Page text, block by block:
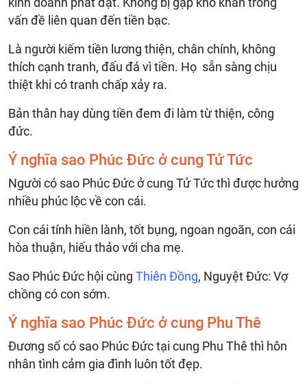
vấn đề liên quan đến tiền bạc.
Là người kiếm tiền lương thiện, chân chính, không
thích cạnh tranh, đấu đá vì tiền. Họ sẵn sàng chịu
thiệt khi có tranh chấp xảy ra.
Bản thân hay dùng tiền đem đi làm từ thiện, công
đức.
Ý nghĩa sao Phúc Đức ở cung Tử Tức
Người có sao Phúc Đức ở cung Tử Tức thì được hưởng
nhiều phúc lộc về con cái.
Con cái tính hiền lành, tốt bụng, ngoan ngoãn, con cái
hòa thuận, hiếu thảo với cha mẹ.
Sao Phúc Đức hội cùng Thiên Đồng, Nguyệt Đức: Vợ
chồng có con sớm.
Ý nghĩa sao Phúc Đức ở cung Phu Thê
Đương số có sao Phúc Đức tại cung Phu Thê thì hôn
nhân tình cảm gia đình luôn tốt đẹp.